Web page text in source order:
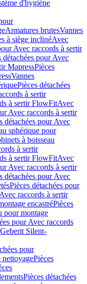
d'hygiène
Armatures brutesVannes
à siège inclinéAvec
Avec raccords à sertir
détachées pour Avec
MapressPièces
Vannes
Pièces détachées
à sertir
à sertir FlowFitAvec
Avec raccords à sertir
détachées pour Avec
sphérique pour
à boisseau
à sertir
à sertir FlowFitAvec
Avec raccords à sertir
détachées pour Avec
Pièces détachées pour
raccords à sertir
encastréPièces
pour montage
pour Avec raccords
Geberit Silent-
pour
nettoyagePièces
Pièces détachées